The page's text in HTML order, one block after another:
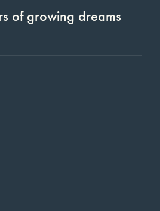
of growing dreams